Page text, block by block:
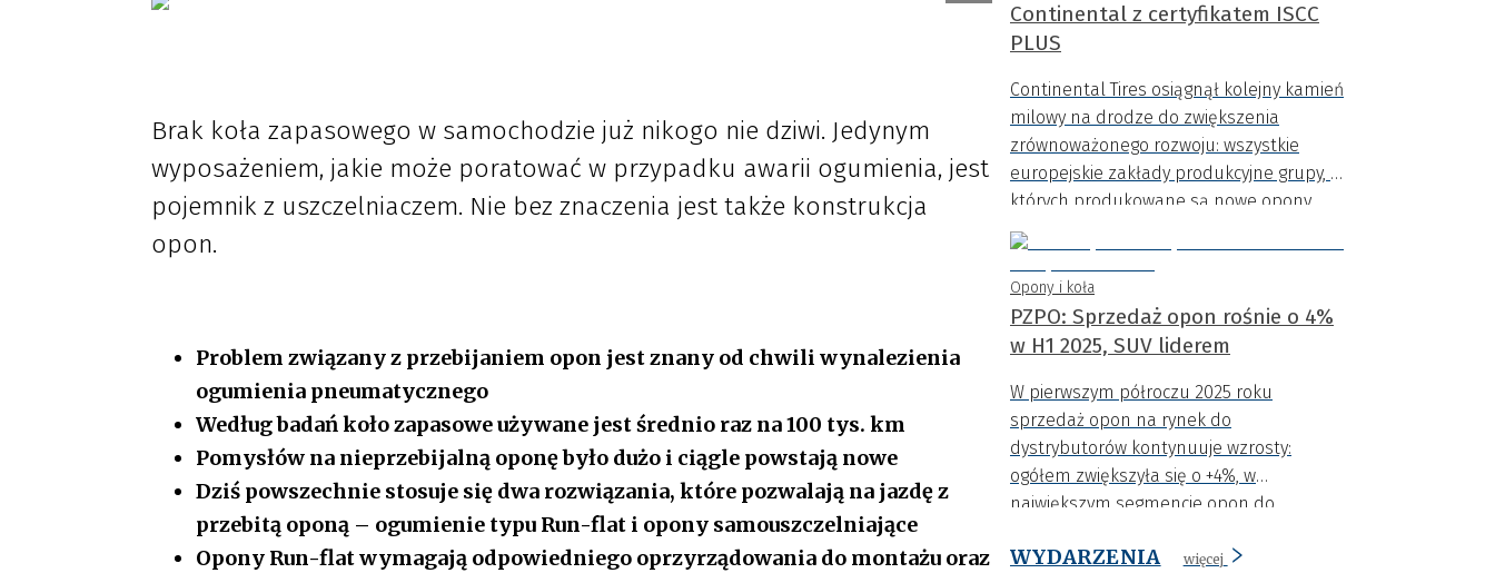
Brak koła zapasowego w samochodzie już nikogo nie dziwi. Jedynym
wyposażeniem, jakie może poratować w przypadku awarii ogumienia, jest
pojemnik z uszczelniaczem. Nie bez znaczenia jest także konstrukcja
opon.
Problem związany z przebijaniem opon jest znany od chwili wynalezienia
ogumienia pneumatycznego
Według badań koło zapasowe używane jest średnio raz na 100 tys. km
Pomysłów na nieprzebijalną oponę było dużo i ciągle powstają nowe
Dziś powszechnie stosuje się dwa rozwiązania, które pozwalają na jazdę z
przebitą oponą – ogumienie typu Run-flat i opony samouszczelniające
Opony Run-flat wymagają odpowiedniego oprzyrządowania do montażu oraz
Continental z certyfikatem ISCC
PLUS
Continental Tires osiągnął kolejny kamień
milowy na drodze do zwiększenia
zrównoważonego rozwoju: wszystkie
europejskie zakłady produkcyjne grupy, w
których produkowane są nowe opony,
otrzymały uznaną na całym świecie
międzynarodową certyfikację
zrównoważonego rozwoju i emisji
dwutlenku węgla (ISCC) PLUS.
Opony i koła
PZPO: Sprzedaż opon rośnie o 4%
w H1 2025, SUV liderem
W pierwszym półroczu 2025 roku
sprzedaż opon na rynek do
dystrybutorów kontynuuje wzrosty:
ogółem zwiększyła się o +4%, w
największym segmencie opon do
SUV aż o +20%.
WYDARZENIA więcej